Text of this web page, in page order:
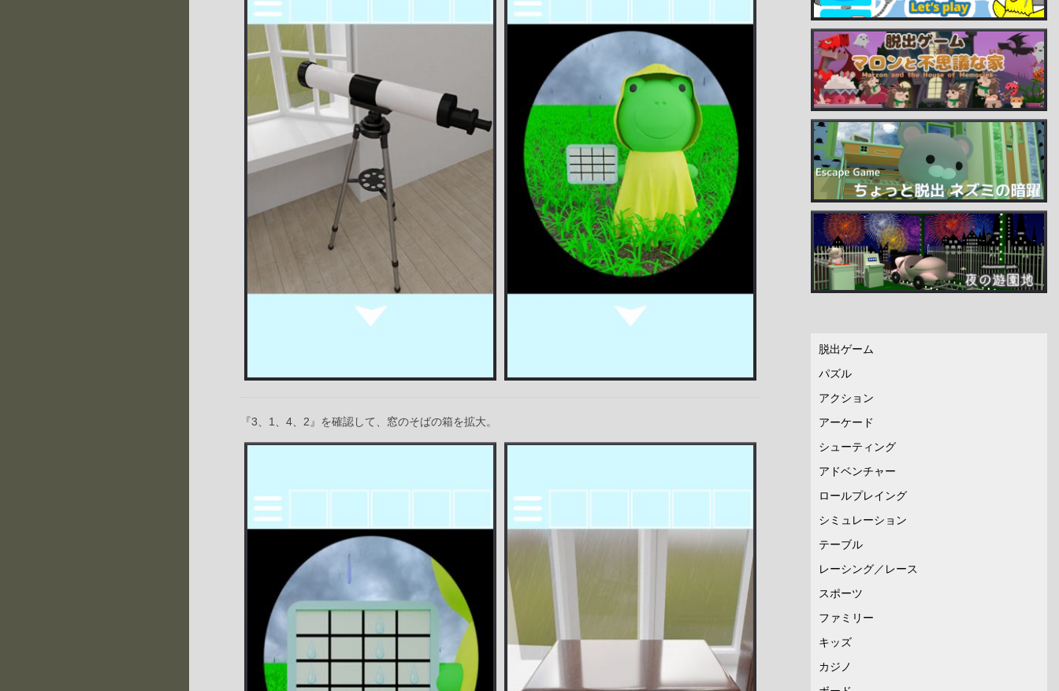
『3、1、4、2』を確認して、窓のそばの箱を拡大。
脱出ゲーム
パズル
アクション
アーケード
シューティング
アドベンチャー
ロールプレイング
シミュレーション
テーブル
レーシング／レース
スポーツ
ファミリー
キッズ
カジノ